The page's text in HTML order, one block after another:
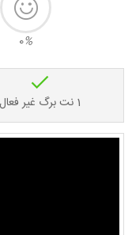
0%
1 نت برگ غیر فعال